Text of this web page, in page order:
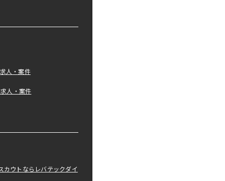
人・案件
人・案件
カウトならレバテックダイ